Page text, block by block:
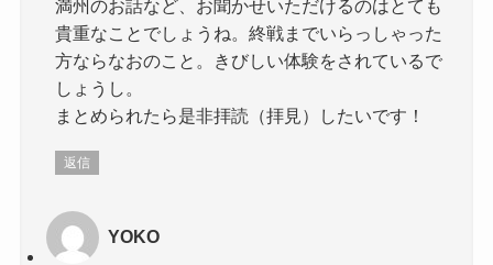
満州のお話など、お聞かせいただけるのはとても
貴重なことでしょうね。終戦までいらっしゃった
方ならなおのこと。きびしい体験をされているで
しょうし。
まとめられたら是非拝読（拝見）したいです！
返信
YOKO